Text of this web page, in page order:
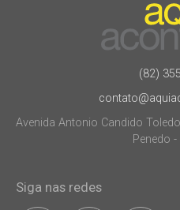
(82)
Avenida Antonio Candido
Penedo
Siga nas redes